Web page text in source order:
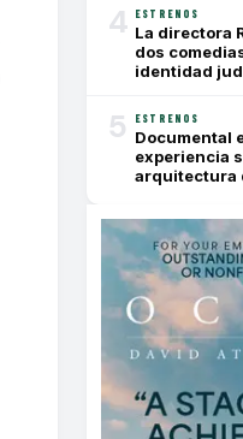
4 ESTRENOS
La directora
dos
identidad
5 ESTRENOS
Documental
experiencia
arquitectura